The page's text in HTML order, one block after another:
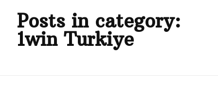
Posts in category:
1win Turkiye